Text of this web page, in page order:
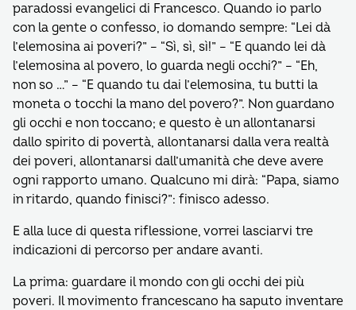
paradossi evangelici di Francesco. Quando io parlo
con la gente o confesso, io domando sempre: “Lei dà
l’elemosina ai poveri?” – “Sì, sì, sì!” – “E quando lei dà
l’elemosina al povero, lo guarda negli occhi?” – “Eh,
non so …” – “E quando tu dai l’elemosina, tu butti la
moneta o tocchi la mano del povero?”. Non guardano
gli occhi e non toccano; e questo è un allontanarsi
dallo spirito di povertà, allontanarsi dalla vera realtà
dei poveri, allontanarsi dall’umanità che deve avere
ogni rapporto umano. Qualcuno mi dirà: “Papa, siamo
in ritardo, quando finisci?”: finisco adesso.
E alla luce di questa riflessione, vorrei lasciarvi tre
indicazioni di percorso per andare avanti.
La prima: guardare il mondo con gli occhi dei più
poveri. Il movimento francescano ha saputo inventare